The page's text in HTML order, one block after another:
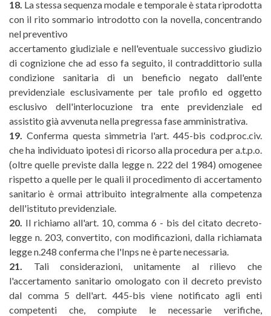
18. La stessa sequenza modale e temporale è stata riprodotta
con il rito sommario introdotto con la novella, concentrando
nel preventivo
accertamento giudiziale e nell'eventuale successivo giudizio
di cognizione che ad esso fa seguito, il contraddittorio sulla
condizione sanitaria di un beneficio negato dall'ente
previdenziale esclusivamente per tale profilo ed oggetto
esclusivo dell'interlocuzione tra ente previdenziale ed
assistito già avvenuta nella pregressa fase amministrativa.
19. Conferma questa simmetria l'art. 445-bis cod.proc.civ.
che ha individuato ipotesi di ricorso alla procedura per a.t.p.o.
(oltre quelle previste dalla legge n. 222 del 1984) omogenee
rispetto a quelle per le quali il procedimento di accertamento
sanitario è ormai attribuito integralmente alla competenza
dell'istituto previdenziale.
20. Il richiamo all'art. 10, comma 6 - bis del citato decreto-
legge n. 203, convertito, con modificazioni, dalla richiamata
legge n.248 conferma che l'Inps ne è parte necessaria.
21. Tali considerazioni, unitamente al rilievo che
l'accertamento sanitario omologato con il decreto previsto
dal comma 5 dell'art. 445-bis viene notificato agli enti
competenti che, compiute le necessarie verifiche,